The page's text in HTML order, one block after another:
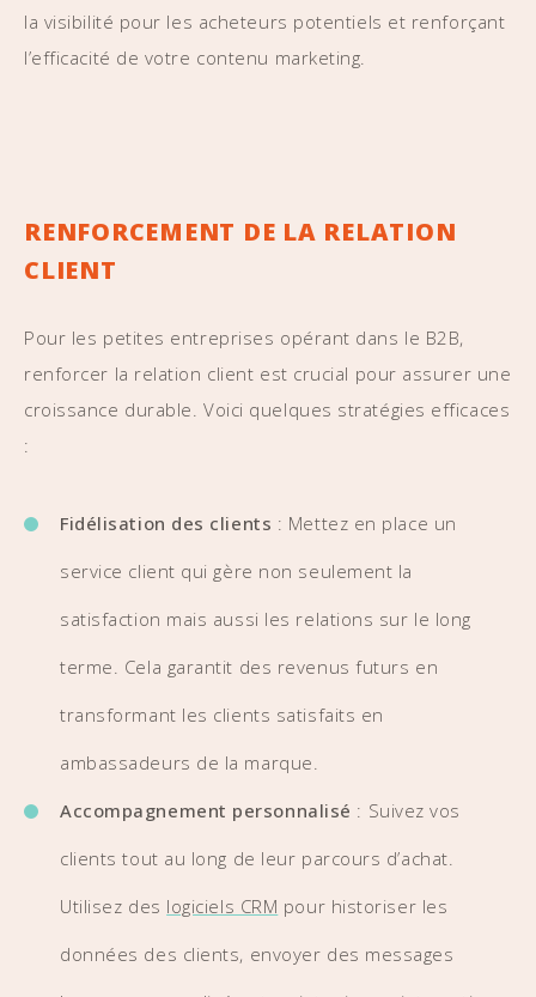
la visibilité pour les acheteurs potentiels et renforçant
l’efficacité de votre contenu marketing.
RENFORCEMENT DE LA RELATION
CLIENT
Pour les petites entreprises opérant dans le B2B,
renforcer la relation client est crucial pour assurer une
croissance durable. Voici quelques stratégies efficaces
:
Fidélisation des clients : Mettez en place un
service client qui gère non seulement la
satisfaction mais aussi les relations sur le long
terme. Cela garantit des revenus futurs en
transformant les clients satisfaits en
ambassadeurs de la marque.
Accompagnement personnalisé : Suivez vos
clients tout au long de leur parcours d’achat.
Utilisez des logiciels CRM pour historiser les
données des clients, envoyer des messages